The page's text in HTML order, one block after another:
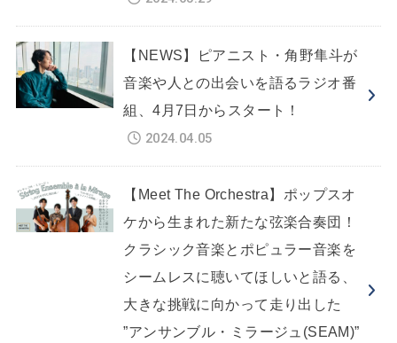
【NEWS】ピアニスト・角野隼斗が
音楽や人との出会いを語るラジオ番
組、4月7日からスタート！
2024.04.05
【Meet The Orchestra】ポップスオ
ケから生まれた新たな弦楽合奏団！
クラシック音楽とポピュラー音楽を
シームレスに聴いてほしいと語る、
大きな挑戦に向かって走り出した
”アンサンブル・ミラージュ(SEAM)”